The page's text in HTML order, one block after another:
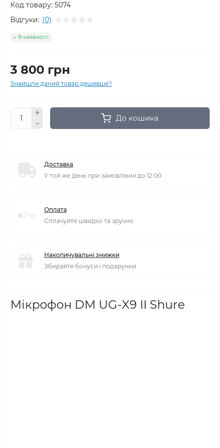
Код товару: 5074
Відгуки: (0)
В наявності
3 800 грн
Знайшли даний товар дешевше?
До кошика
Доставка
У той же день при замовленні до 12:00
Оплата
Сплачуйте швидко та зручно
Накопичувальні знижки
Збирайте бонуси і подарунки
Мікрофон DM UG-X9 II Shure